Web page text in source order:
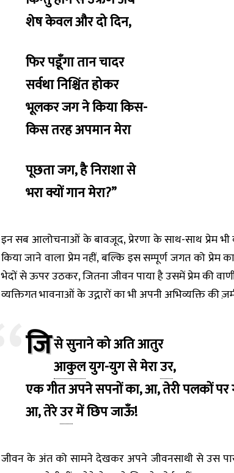
शेष केवल और दो दिन,
फिर पडूँगा तान चादर
सर्वथा निश्चिंत होकर
भूलकर जग ने किया किस-
किस तरह अपमान मेरा
पूछता जग, है निराशा से
भरा क्यों गान मेरा?”
इन सब आलोचनाओं के बावजूद, प्रेरणा के साथ-साथ प्रेम
किया जाने वाला प्रेम नहीं, बल्कि इस सम्पूर्ण जगत को
भेदों से ऊपर उठकर, जितना जीवन पाया है उसमें प्रेम की
व्यक्तिगत भावनाओं के उद्गारों का भी अपनी अभिव्यक्ति की
जिसे सुनाने को अति आतुर
आकुलयुग-युग से मेराउर,
एक गीत अपने सपनों का, आ, तेरी पलकों पर
आ, तेरेउरमें छिप जाऊँ!
जीवन के अंत को सामने देखकर अपने जीवनसाथी से उस